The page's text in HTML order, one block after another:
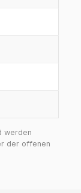
werden
der offenen